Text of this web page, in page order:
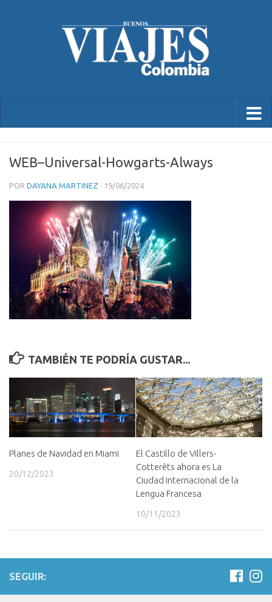
WEB–Universal-Howgarts-Always
POR DAYANA MARTINEZ · 19/06/2024
TAMBIÉN TE PODRÍA GUSTAR...
Planes de Navidad en Miami
20/12/2023
El Castillo de Villers-
Cotterêts ahora es La
Ciudad Internacional de la
Lengua Francesa
10/11/2023
SEGUIR: